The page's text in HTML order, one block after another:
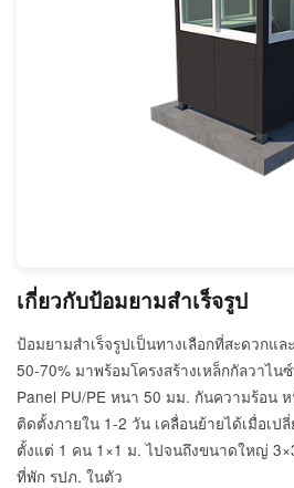
เกี่ยวกับป้อมยามสำเร็จรูป
ป้อมยามสำเร็จรูปเป็นทางเลือกที่สะดวกแล
50-70% มาพร้อมโครงสร้างเหล็กกัลวาไน
Panel PU/PE หนา 50 มม. กันความร้อน
ติดตั้งภายใน 1-2 วัน เคลื่อนย้ายได้เมื่อเป
ตั้งแต่ 1 คน 1×1 ม. ไปจนถึงขนาดใหญ่
ที่พัก รปภ. ในตัว